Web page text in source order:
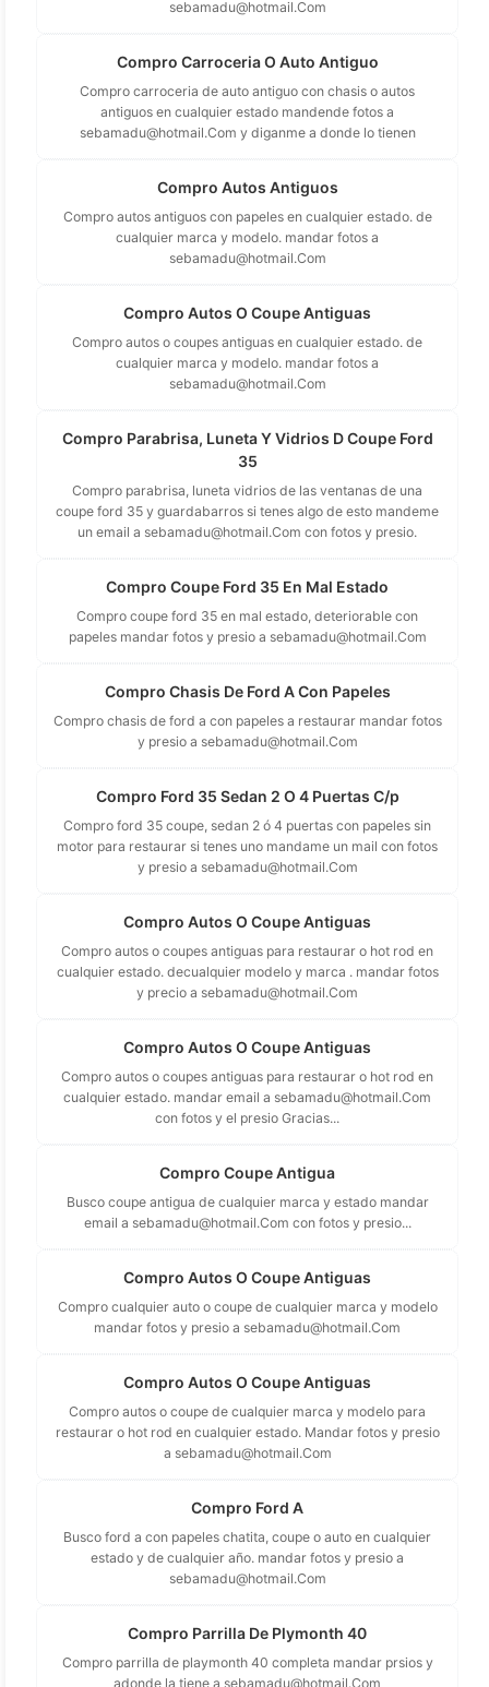
sebamadu@hotmail.Com
Compro Carroceria O Auto Antiguo
Compro carroceria de auto antiguo con chasis o autos
antiguos en cualquier estado mandende fotos a
sebamadu@hotmail.Com y diganme a donde lo tienen
Compro Autos Antiguos
Compro autos antiguos con papeles en cualquier estado. de
cualquier marca y modelo. mandar fotos a
sebamadu@hotmail.Com
Compro Autos O Coupe Antiguas
Compro autos o coupes antiguas en cualquier estado. de
cualquier marca y modelo. mandar fotos a
sebamadu@hotmail.Com
Compro Parabrisa, Luneta Y Vidrios D Coupe Ford
35
Compro parabrisa, luneta vidrios de las ventanas de una
coupe ford 35 y guardabarros si tenes algo de esto mandeme
un email a sebamadu@hotmail.Com con fotos y presio.
Compro Coupe Ford 35 En Mal Estado
Compro coupe ford 35 en mal estado, deteriorable con
papeles mandar fotos y presio a sebamadu@hotmail.Com
Compro Chasis De Ford A Con Papeles
Compro chasis de ford a con papeles a restaurar mandar fotos
y presio a sebamadu@hotmail.Com
Compro Ford 35 Sedan 2 O 4 Puertas C/p
Compro ford 35 coupe, sedan 2 ó 4 puertas con papeles sin
motor para restaurar si tenes uno mandame un mail con fotos
y presio a sebamadu@hotmail.Com
Compro Autos O Coupe Antiguas
Compro autos o coupes antiguas para restaurar o hot rod en
cualquier estado. decualquier modelo y marca . mandar fotos
y precio a sebamadu@hotmail.Com
Compro Autos O Coupe Antiguas
Compro autos o coupes antiguas para restaurar o hot rod en
cualquier estado. mandar email a sebamadu@hotmail.Com
con fotos y el presio Gracias...
Compro Coupe Antigua
Busco coupe antigua de cualquier marca y estado mandar
email a sebamadu@hotmail.Com con fotos y presio...
Compro Autos O Coupe Antiguas
Compro cualquier auto o coupe de cualquier marca y modelo
mandar fotos y presio a sebamadu@hotmail.Com
Compro Autos O Coupe Antiguas
Compro autos o coupe de cualquier marca y modelo para
restaurar o hot rod en cualquier estado. Mandar fotos y presio
a sebamadu@hotmail.Com
Compro Ford A
Busco ford a con papeles chatita, coupe o auto en cualquier
estado y de cualquier año. mandar fotos y presio a
sebamadu@hotmail.Com
Compro Parrilla De Plymonth 40
Compro parrilla de playmonth 40 completa mandar prsios y
adonde la tiene a sebamadu@hotmail.Com